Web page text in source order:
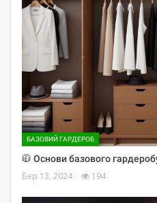
БАЗОВИЙ ГАРДЕРОБ
🧥 Основи базового
Бер 13, 2024 194